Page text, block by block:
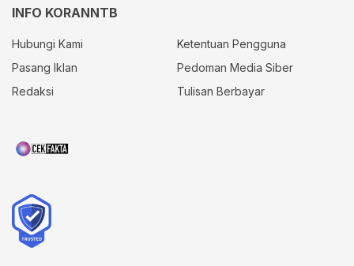
INFO KORANNTB
Hubungi Kami
Ketentuan Pengguna
Pasang Iklan
Pedoman Media Siber
Redaksi
Tulisan Berbayar